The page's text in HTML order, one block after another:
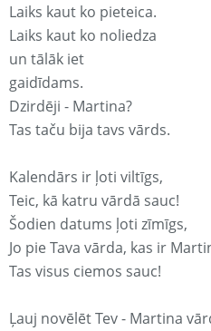
Laiks kaut ko pieteica.
Laiks kaut ko noliedza
un tālāk iet
gaidīdams.
Dzirdēji - Martina?
Tas taču bija tavs vārds.
Kalendārs ir ļoti viltīgs,
Teic, kā katru vārdā sauc!
Šodien datums ļoti zīmīgs,
Jo pie Tava vārda, kas ir
Tas visus ciemos sauc!
Ļauj novēlēt Tev - Martina